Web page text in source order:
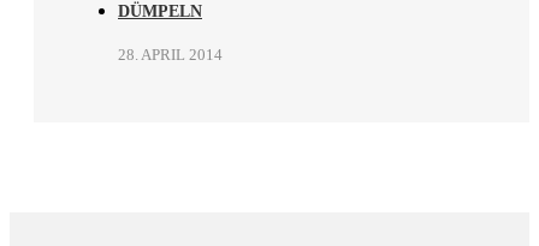
DÜMPELN
28. APRIL 2014